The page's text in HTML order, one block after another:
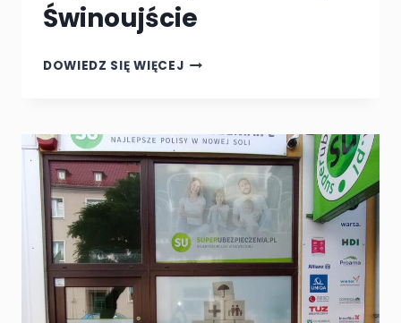
Świnoujście
DOWIEDZ SIĘ WIĘCEJSUPERUBEZPIECZENIA.PL